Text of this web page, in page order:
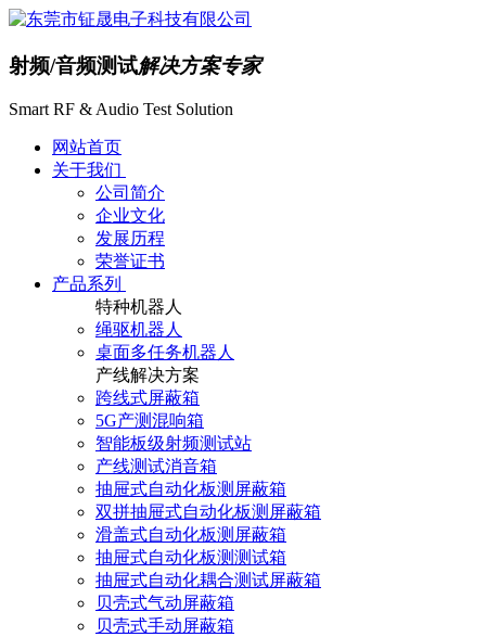
射频/音频测试解决方案专家
Smart RF & Audio Test Solution
网站首页
关于我们
公司简介
企业文化
发展历程
荣誉证书
产品系列
特种机器人
绳驱机器人
桌面多任务机器人
产线解决方案
跨线式屏蔽箱
5G产测混响箱
智能板级射频测试站
产线测试消音箱
抽屉式自动化板测屏蔽箱
双拼抽屉式自动化板测屏蔽箱
滑盖式自动化板测屏蔽箱
抽屉式自动化板测测试箱
抽屉式自动化耦合测试屏蔽箱
贝壳式气动屏蔽箱
贝壳式手动屏蔽箱